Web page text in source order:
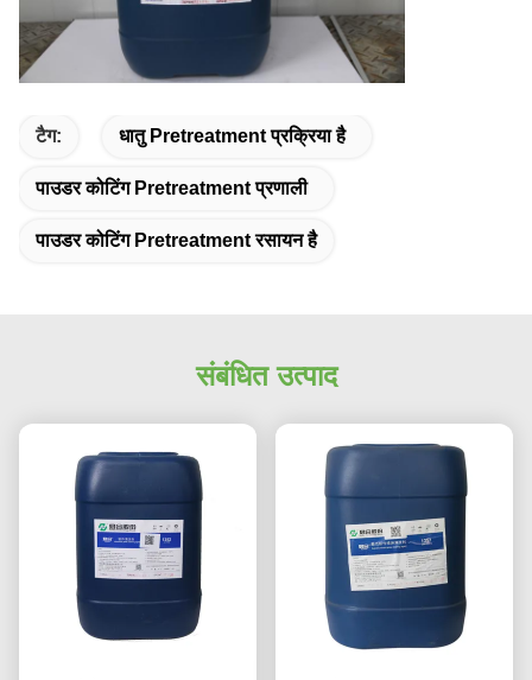
टैग: धातु Pretreatment प्रक्रिया है
पाउडर कोटिंग Pretreatment प्रणाली
पाउडर कोटिंग Pretreatment रसायन है
संबंधित उत्पाद